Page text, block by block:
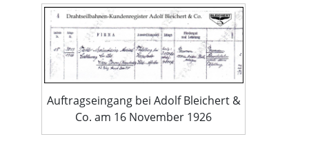
Auftragseingang bei Adolf Bleichert &
Co. am 16 November 1926